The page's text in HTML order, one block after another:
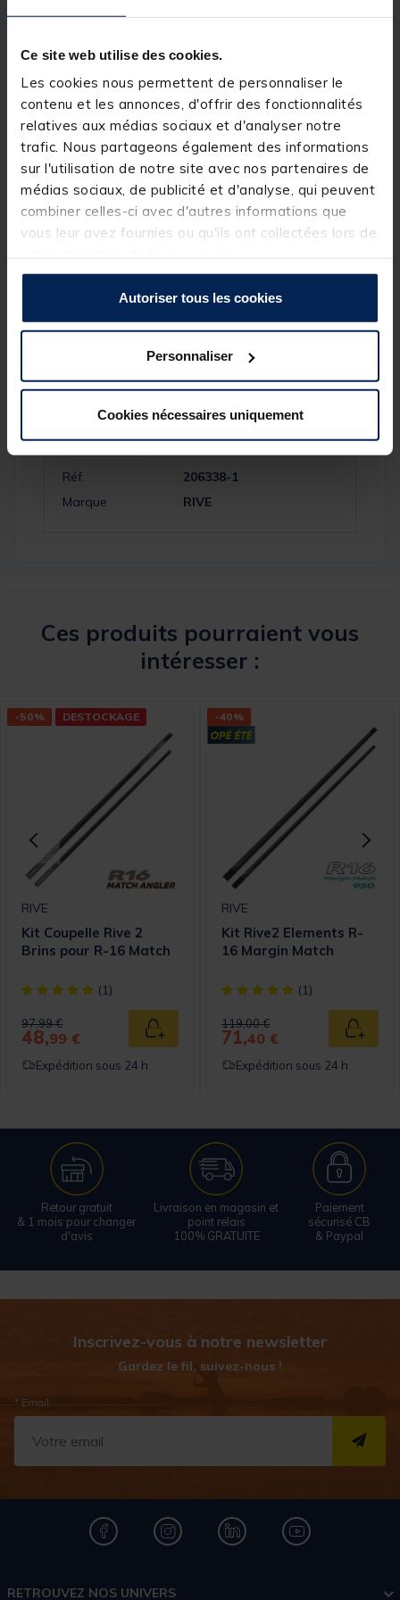
Ce site web utilise des cookies.
Les cookies nous permettent de personnaliser le
contenu et les annonces, d'offrir des fonctionnalités
relatives aux médias sociaux et d'analyser notre
trafic. Nous partageons également des informations
sur l'utilisation de notre site avec nos partenaires de
médias sociaux, de publicité et d'analyse, qui peuvent
combiner celles-ci avec d'autres informations que
vous leur avez fournies ou qu'ils ont collectées lors de
Autoriser tous les cookies
Personnaliser
Cookies nécessaires uniquement
que la R-16 pro. Polyvalente comme toute la
carpes : disponible en 13 m et 16 m. Un tarif
Toutes les R-16 sont compatibles entre elles car
construites sur le même mandrin.
Détails
Utilisation Poissons blancs
Diamètre du talon Ø 22.4 mm
Encombrement 1.38 m
Poids 35 g
Spécifications
Réf.
206338-1
Marque
RIVE
Ces produits pourraient vous
intéresser :
Rating
panier
-50% DESTOCKAGE
RIVE
Kit Coupelle Rive 2
Brins pour R-16 Match
[object Object] out of 5 Customer Rating
(1)
Price reduced from
97,99 €to
48,99 € Ajouter au panier
Expédition sous 24 h
-40%
RIVE
Kit Rive2 Elements R-
16 Margin Match
[object Object] out of 5
(1)
Price reduced from
119,00 €to
71,40 €
Expédition sous 24 h
Retour gratuit
& 1 mois pour changer
d'avis
Livraison en magasin et
point relais
100% GRATUITE
Paiement
sécurisé CB
& Paypal
Inscrivez-vous à notre newsletter
Gardez le fil, suivez-nous !
* Email
RETROUVEZ NOS UNIVERS